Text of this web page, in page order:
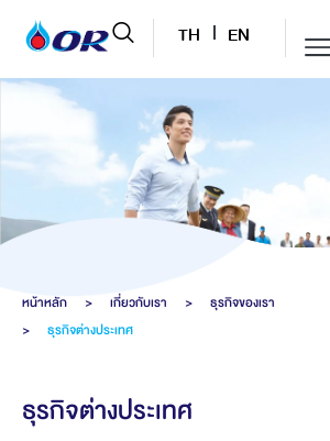
TH EN
หน้าหลัก > เกี่ยวกับเรา >
ธุรกิจของเรา
>
ธุรกิจต่างประเทศ
ธุรกิจต่างประเทศ